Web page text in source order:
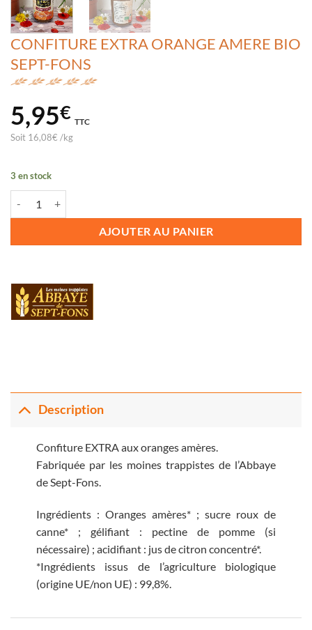
CONFITURE EXTRA ORANGE AMERE BIO
SEPT-FONS
5,95€ TTC
Soit 16,08€ /kg
3 en stock
AJOUTER AU PANIER
Description
Confiture EXTRA aux oranges amères.
Fabriquée par les moines trappistes de l’Abbaye
de Sept-Fons.
Ingrédients : Oranges amères* ; sucre roux de
canne* ; gélifiant : pectine de pomme (si
nécessaire) ; acidifiant : jus de citron concentré*.
*Ingrédients issus de l’agriculture biologique
(origine UE/non UE) : 99,8%.